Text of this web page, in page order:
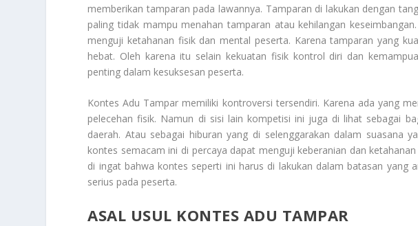
memberikan tamparan pada lawannya. Tamparan di lakukan dengan
paling tidak mampu menahan tamparan atau kehilangan
menguji ketahanan fisik dan mental peserta. Karena tamparan yang
hebat. Oleh karena itu selain kekuatan fisik kontrol diri dan
penting dalam kesuksesan peserta.
Kontes Adu Tampar memiliki kontroversi tersendiri. Karena ada yang
pelecehan fisik. Namun di sisi lain kompetisi ini juga di lihat sebagai
daerah. Atau sebagai hiburan yang di selenggarakan dalam suasana
kontes semacam ini di percaya dapat menguji keberanian dan
di ingat bahwa kontes seperti ini harus di lakukan dalam batasan yang
serius pada peserta.
ASAL USUL KONTES ADU TAMPAR